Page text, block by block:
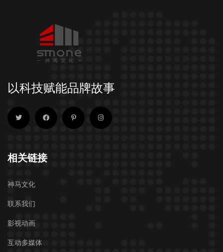
以科技赋能品牌故事
相关链接
神马文化
联系我们
影视动画
互动多媒体